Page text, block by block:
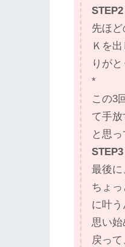
先ほ
Ｋを
りがと
*
この3
て手
と思
最後に
ちょ
に叶
思い
戻っ